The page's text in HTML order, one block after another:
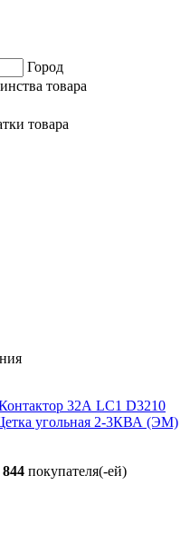
Город
товара
товара
32А LC1 D3210
угольная 2-3КВА (ЭМ)
844 покупателя(-ей)